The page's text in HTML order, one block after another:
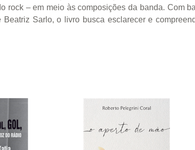
– em meio às composições da banda. Com
Sarlo, o livro busca esclarecer e